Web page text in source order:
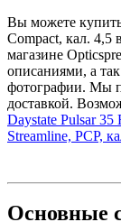
Вы можете
Compact, кал. 4,5
магазине
описаниями, а
фотографии. Мы
доставкой.
Daystate Pulsar 35
Streamline, PCP,
Основные